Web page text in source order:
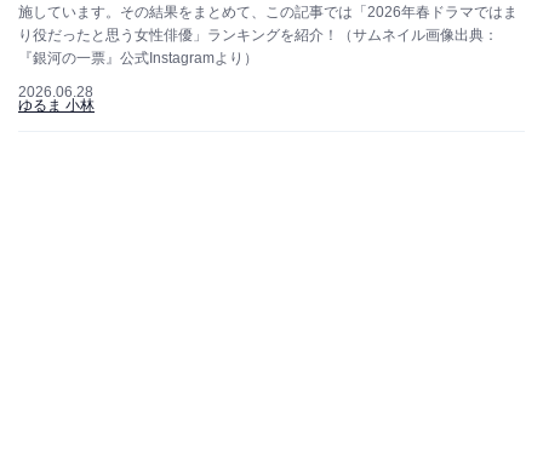
施しています。その結果をまとめて、この記事では「2026年春ドラマではま
り役だったと思う女性俳優」ランキングを紹介！（サムネイル画像出典：
『銀河の一票』公式Instagramより）
2026.06.28
ゆるま 小林